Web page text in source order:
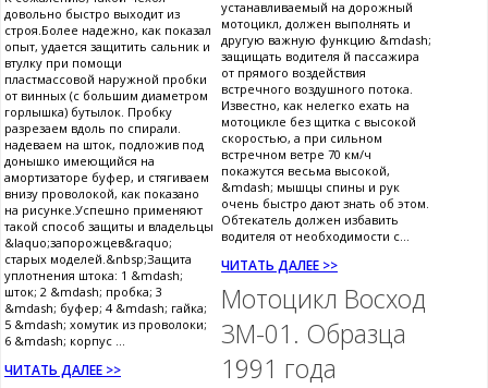
довольно быстро выходит из
строя.Более надежно, как показал
опыт, удается защитить сальник и
втулку при помощи
пластмассовой наружной пробки
от винных (с большим диаметром
горлышка) бутылок. Пробку
разрезаем вдоль по спирали.
надеваем на шток, подложив под
донышко имеющийся на
амортизаторе буфер, и стягиваем
внизу проволокой, как показано
на рисунке.Успешно применяют
такой способ защиты и владельцы
&laquo;запорожцев&raquo;
старых моделей.&nbsp;Защита
уплотнения штока: 1 &mdash;
шток; 2 &mdash; пробка; 3
&mdash; буфер; 4 &mdash; гайка;
5 &mdash; хомутик из проволоки;
6 &mdash; корпус ...
ЧИТАТЬ ДАЛЕЕ >>
устанавливаемый на дорожный
мотоцикл, должен выполнять и
другую важную функцию &mdash;
защищать водителя й пассажира
от прямого воздействия
встречного воздушного потока.
Известно, как нелегко ехать на
мотоцикле без щитка с высокой
скоростью, а при сильном
встречном ветре 70 км/ч
покажутся весьма высокой,
&mdash; мышцы спины и рук
очень быстро дают знать об этом.
Обтекатель должен избавить
водителя от необходимости с...
ЧИТАТЬ ДАЛЕЕ >>
Мотоцикл Восход
3М-01. Образца
1991 года